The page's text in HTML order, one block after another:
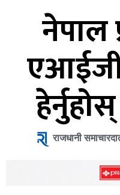
नेपाल
राजधानी